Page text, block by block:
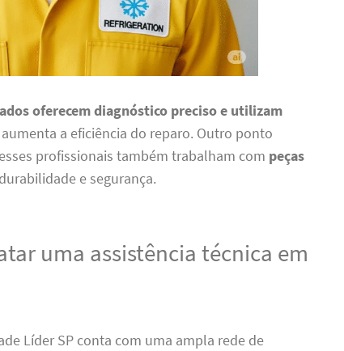
oferecem diagnóstico preciso e utilizam
a eficiência do reparo. Outro ponto
profissionais também trabalham com peças
e segurança.
uma assistência técnica em
Líder SP conta com uma ampla rede de